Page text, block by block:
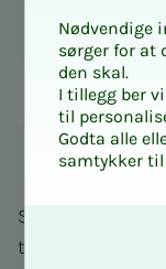
Som NITO-
trenger om alt
Nødvendige
sørger for at
den skal.
I tillegg ber
til
Godta alle
samtykker til